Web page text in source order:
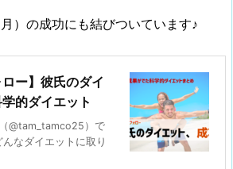
）の成功にも結びついています♪
ロー】彼氏のダイ
的ダイエット
@tam_tamco25）で
なダイエットに取り